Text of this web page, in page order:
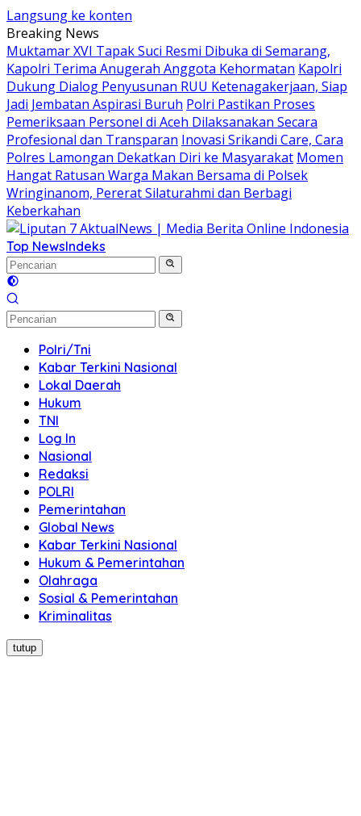
Langsung ke konten
Breaking News
Muktamar XVI Tapak Suci Resmi Dibuka di Semarang,
Kapolri Terima Anugerah Anggota Kehormatan Kapolri
Dukung Dialog Penyusunan RUU Ketenagakerjaan, Siap
Jadi Jembatan Aspirasi Buruh Polri Pastikan Proses
Pemeriksaan Personel di Aceh Dilaksanakan Secara
Profesional dan Transparan Inovasi Srikandi Care, Cara
Polres Lamongan Dekatkan Diri ke Masyarakat Momen
Hangat Ratusan Warga Makan Bersama di Polsek
Wringinanom, Pererat Silaturahmi dan Berbagi
Keberkahan
Top NewsIndeks
Polri/Tni
Kabar Terkini Nasional
Lokal Daerah
Hukum
TNI
Log In
Nasional
Redaksi
POLRI
Pemerintahan
Global News
Kabar Terkini Nasional
Hukum & Pemerintahan
Olahraga
Sosial & Pemerintahan
Kriminalitas
tutup